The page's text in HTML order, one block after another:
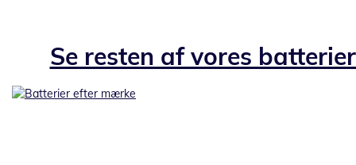
Se resten af vores